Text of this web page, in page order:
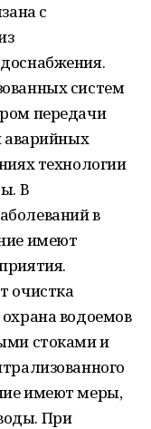
с
систем
передачи
аварийных
технологии
В
в
имеют
очистка
водоемов
стоками и
имеют меры,
При